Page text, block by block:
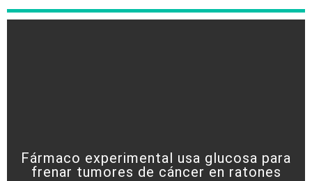
Fármaco experimental usa glucosa para
frenar tumores de cáncer en ratones